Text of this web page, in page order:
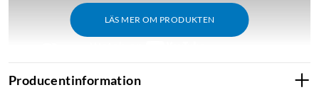
LÄS MER OM PRODUKTEN
Producentinformation